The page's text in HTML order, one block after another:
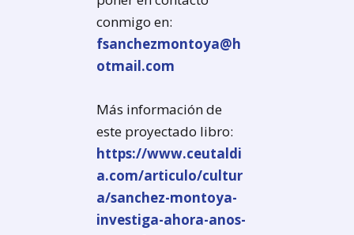
conmigo en:
fsanchezmontoya@h
otmail.com
Más información de
este proyectado libro:
https://www.ceutaldi
a.com/articulo/cultur
a/sanchez-montoya-
investiga-ahora-anos-